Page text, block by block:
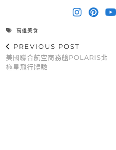
高雄美食
PREVIOUS POST
美國聯合航空商務艙POLARIS北
極星飛行體驗